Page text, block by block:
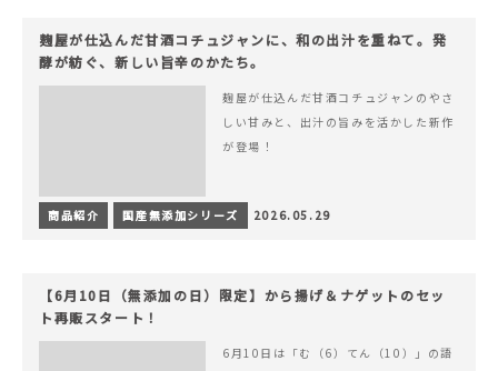
麹屋が仕込んだ甘酒コチュジャンに、和の出汁を重ねて。発
酵が紡ぐ、新しい旨辛のかたち。
麹屋が仕込んだ甘酒コチュジャンのやさ
しい甘みと、出汁の旨みを活かした新作
が登場！
商品紹介 国産無添加シリーズ 2026.05.29
【6月10日（無添加の日）限定】から揚げ＆ナゲットのセッ
ト再販スタート！
6月10日は「む（6）てん（10）」の語